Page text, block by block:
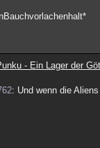
- Ein Lager der
: Und wenn die